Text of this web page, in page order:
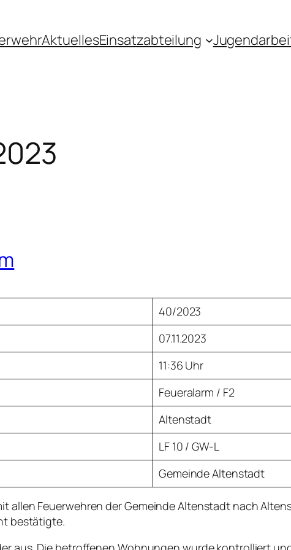
AktuellesEinsatzabteilung
40/2023
07.11.2023
11:36 Uhr
Feueralarm / F2
Altenstadt
LF 10 / GW-L
Gemeinde Altenstadt
allen Feuerwehren der Gemeinde Altenstadt nach
bestätigte.